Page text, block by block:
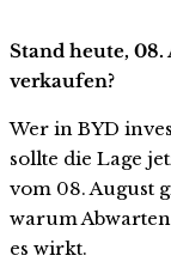
Stand heute,
verkaufen?
Wer in BYD
sollte die Lage
vom 08. August
warum
es wirkt.